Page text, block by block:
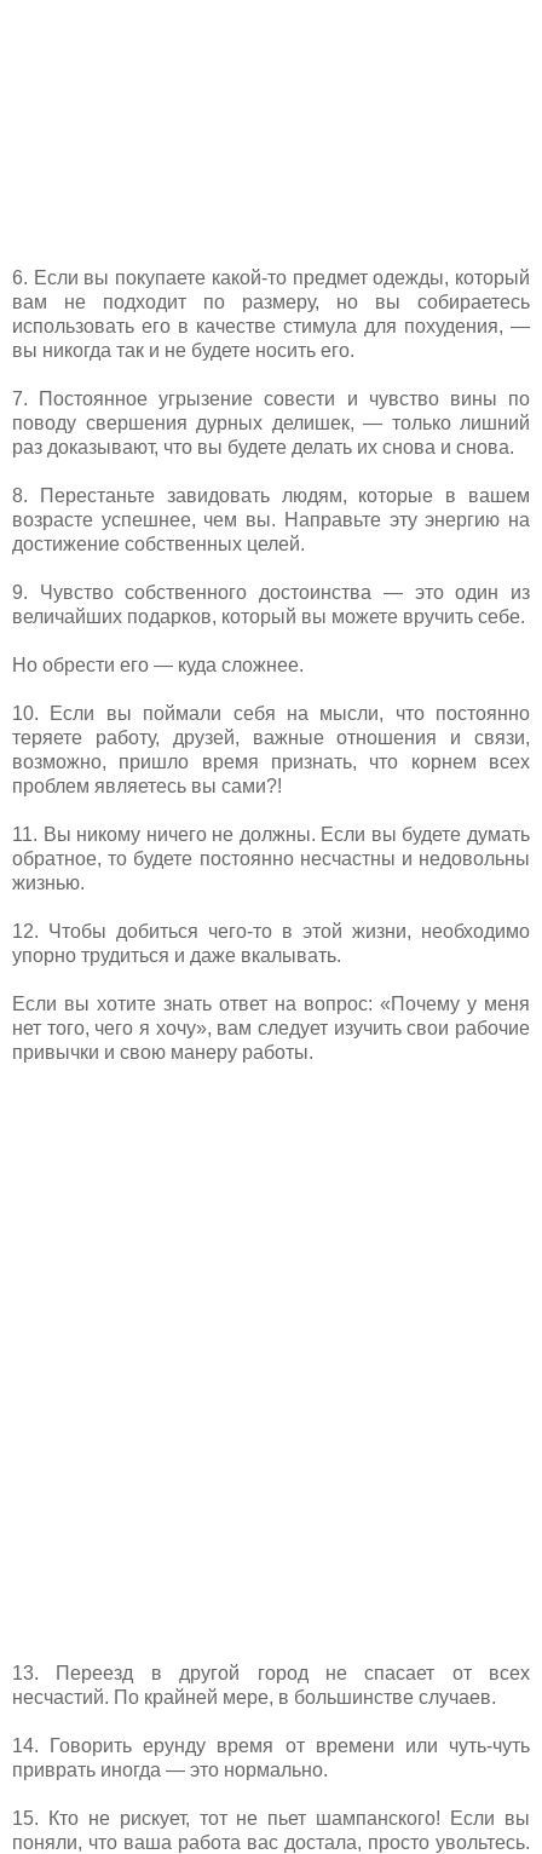
6. Если вы покупаете какой-то предмет одежды, который
вам не подходит по размеру, но вы собираетесь
использовать его в качестве стимула для похудения, —
вы никогда так и не будете носить его.
7. Постоянное угрызение совести и чувство вины по
поводу свершения дурных делишек, — только лишний
раз доказывают, что вы будете делать их снова и снова.
8. Перестаньте завидовать людям, которые в вашем
возрасте успешнее, чем вы. Направьте эту энергию на
достижение собственных целей.
9. Чувство собственного достоинства — это один из
величайших подарков, который вы можете вручить себе.
Но обрести его — куда сложнее.
10. Если вы поймали себя на мысли, что постоянно
теряете работу, друзей, важные отношения и связи,
возможно, пришло время признать, что корнем всех
проблем являетесь вы сами?!
11. Вы никому ничего не должны. Если вы будете думать
обратное, то будете постоянно несчастны и недовольны
жизнью.
12. Чтобы добиться чего-то в этой жизни, необходимо
упорно трудиться и даже вкалывать.
Если вы хотите знать ответ на вопрос: «Почему у меня
нет того, чего я хочу», вам следует изучить свои рабочие
привычки и свою манеру работы.
13. Переезд в другой город не спасает от всех
несчастий. По крайней мере, в большинстве случаев.
14. Говорить ерунду время от времени или чуть-чуть
приврать иногда — это нормально.
15. Кто не рискует, тот не пьет шампанского! Если вы
поняли, что ваша работа вас достала, просто увольтесь.